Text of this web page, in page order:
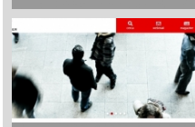
21 Novembre 2023